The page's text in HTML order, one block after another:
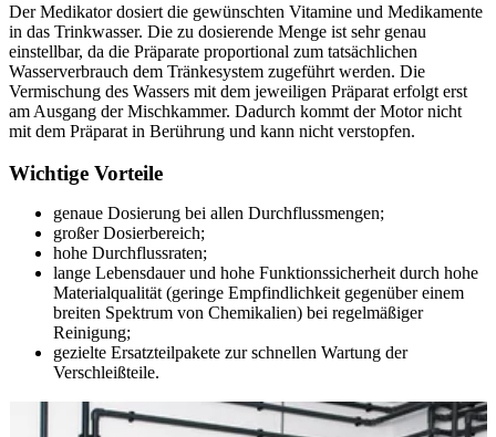
Der Medikator dosiert die gewünschten Vitamine und Medikamente
in das Trinkwasser. Die zu dosierende Menge ist sehr genau
einstellbar, da die Präparate proportional zum tatsächlichen
Wasserverbrauch dem Tränkesystem zugeführt werden. Die
Vermischung des Wassers mit dem jeweiligen Präparat erfolgt erst
am Ausgang der Mischkammer. Dadurch kommt der Motor nicht
mit dem Präparat in Berührung und kann nicht verstopfen.
Wichtige Vorteile
genaue Dosierung bei allen Durchflussmengen;
großer Dosierbereich;
hohe Durchflussraten;
lange Lebensdauer und hohe Funktionssicherheit durch hohe
Materialqualität (geringe Empfindlichkeit gegenüber einem
breiten Spektrum von Chemikalien) bei regelmäßiger
Reinigung;
gezielte Ersatzteilpakete zur schnellen Wartung der
Verschleißteile.